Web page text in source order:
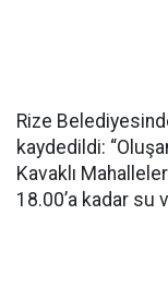
Rize
kaydedildi:
Kavaklı
18.00’a kadar su